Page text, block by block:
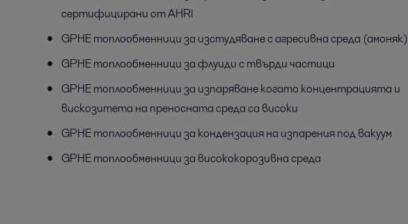
сертифицирани от AHRI
GPHE топлообменници за изстудяване с агресивна среда (амоняк)
GPHE топлообменници за флуиди с твърди частици
GPHE топлообменници за изпаряване когато концентрацията и
вискозитета на преносната среда са високи
GPHE топлообменници за кондензация на изпарения под вакуум
GPHE топлообменници за висококорозивна среда